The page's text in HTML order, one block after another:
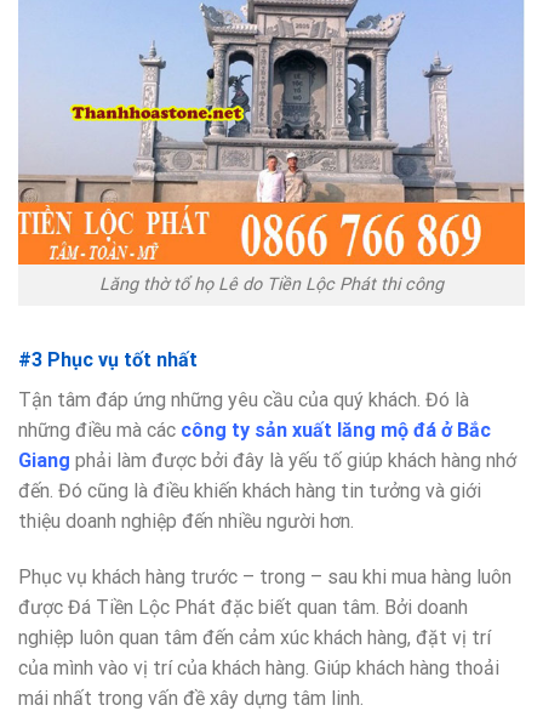
Lăng thờ tổ họ Lê do Tiền Lộc Phát thi công
#3 Phục vụ tốt nhất
Tận tâm đáp ứng những yêu cầu của quý khách. Đó là
những điều mà các công ty sản xuất lăng mộ đá ở Bắc
Giang phải làm được bởi đây là yếu tố giúp khách hàng nhớ
đến. Đó cũng là điều khiến khách hàng tin tưởng và giới
thiệu doanh nghiệp đến nhiều người hơn.
Phục vụ khách hàng trước – trong – sau khi mua hàng luôn
được Đá Tiền Lộc Phát đặc biết quan tâm. Bởi doanh
nghiệp luôn quan tâm đến cảm xúc khách hàng, đặt vị trí
của mình vào vị trí của khách hàng. Giúp khách hàng thoải
mái nhất trong vấn đề xây dựng tâm linh.